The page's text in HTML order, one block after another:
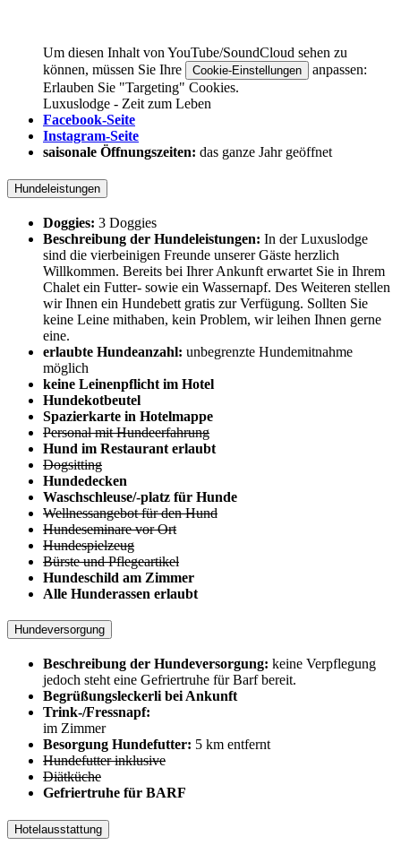
Um diesen Inhalt von YouTube/SoundCloud sehen zu
können, müssen Sie Ihre
Cookie-Einstellungen
anpassen:
Erlauben Sie "Targeting" Cookies.
Luxuslodge - Zeit zum Leben
Facebook-Seite
Instagram-Seite
saisonale Öffnungszeiten: das ganze Jahr geöffnet
Hundeleistungen
Doggies: 3 Doggies
Beschreibung der Hundeleistungen: In der Luxuslodge
sind die vierbeinigen Freunde unserer Gäste herzlich
Willkommen. Bereits bei Ihrer Ankunft erwartet Sie in Ihrem
Chalet ein Futter- sowie ein Wassernapf. Des Weiteren stellen
wir Ihnen ein Hundebett gratis zur Verfügung. Sollten Sie
keine Leine mithaben, kein Problem, wir leihen Ihnen gerne
eine.
erlaubte Hundeanzahl: unbegrenzte Hundemitnahme
möglich
keine Leinenpflicht im Hotel
Hundekotbeutel
Spazierkarte in Hotelmappe
Personal mit Hundeerfahrung
Hund im Restaurant erlaubt
Dogsitting
Hundedecken
Waschschleuse/-platz für Hunde
Wellnessangebot für den Hund
Hundeseminare vor Ort
Hundespielzeug
Bürste und Pflegeartikel
Hundeschild am Zimmer
Alle Hunderassen erlaubt
Hundeversorgung
Beschreibung der Hundeversorgung: keine Verpflegung
jedoch steht eine Gefriertruhe für Barf bereit.
Begrüßungsleckerli bei Ankunft
Trink-/Fressnapf:
im Zimmer
Besorgung Hundefutter: 5 km entfernt
Hundefutter inklusive
Diätküche
Gefriertruhe für BARF
Hotelausstattung